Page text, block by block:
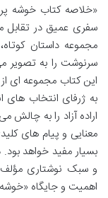
«خلاصه کتاب خوشه
سفری عمیق در تقابل
مجموعه داستان
سرنوشت را به تصویر
این کتاب مجموعه ای
به ژرفای انتخاب های
اراده آزاد را به
معنایی و پیام های
بسیار مفید خواهد
و سبک نوشتاری
اهمیت و جایگاه «خوشه